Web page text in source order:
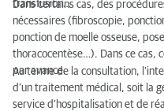
transfusion…
Dans certains cas, des
nécessaires (fibroscopie,
ponction de moelle osseuse,
thoracocentèse…). Dans ce cas,
par avance.
Au terme de la consultation,
d’un traitement médical, soit la
service d’hospitalisation et de